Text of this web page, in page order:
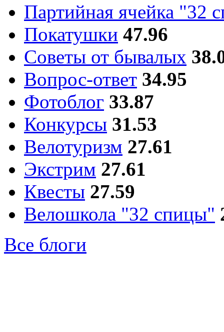
Партийная ячейка "32
Покатушки 47.96
Советы от бывалых
Вопрос-ответ 34.95
Фотоблог 33.87
Конкурсы 31.53
Велотуризм 27.61
Экстрим 27.61
Квесты 27.59
Велошкола "32 спицы"
Все блоги